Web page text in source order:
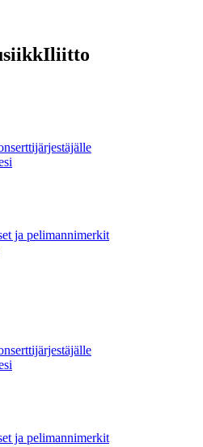
ja pelimannimerkit
ja pelimannimerkit